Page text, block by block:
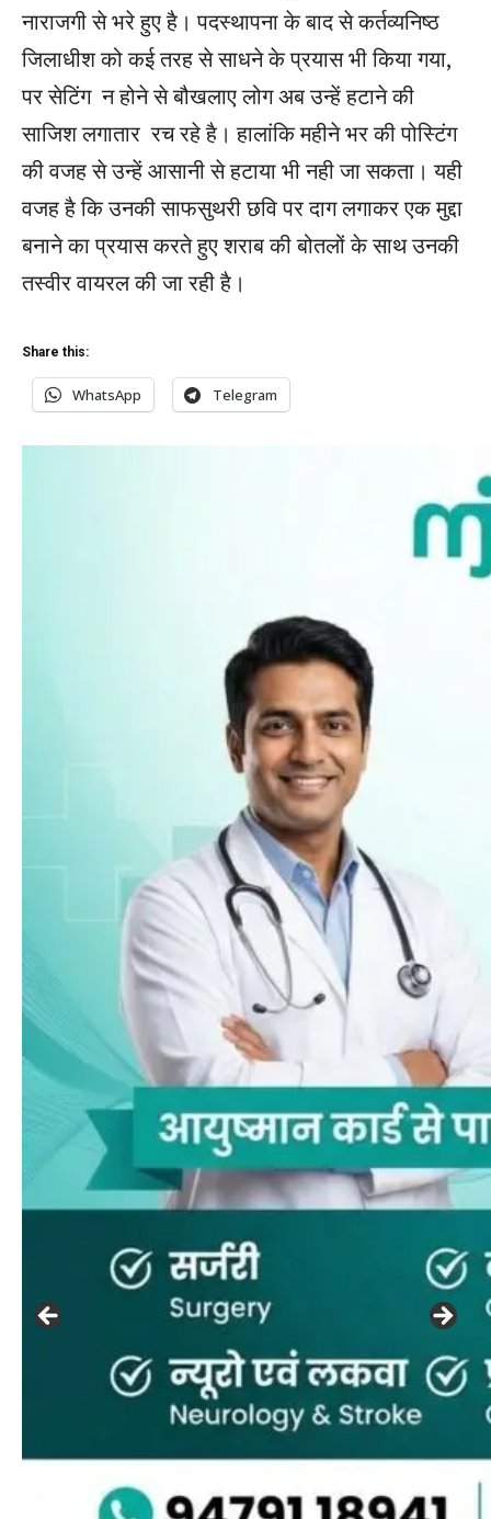
नाराजगी से भरे हुए है। पदस्थापना के बाद से कर्तव्यनिष्ठ
जिलाधीश को कई तरह से साधने के प्रयास भी किया गया,
पर सेटिंग न होने से बौखलाए लोग अब उन्हें हटाने की
साजिश लगातार रच रहे है। हालांकि महीने भर की पोस्टिंग
की वजह से उन्हें आसानी से हटाया भी नही जा सकता। यही
वजह है कि उनकी साफसुथरी छवि पर दाग लगाकर एक मुद्दा
बनाने का प्रयास करते हुए शराब की बोतलों के साथ उनकी
तस्वीर वायरल की जा रही है।
Share this:
WhatsApp Telegram